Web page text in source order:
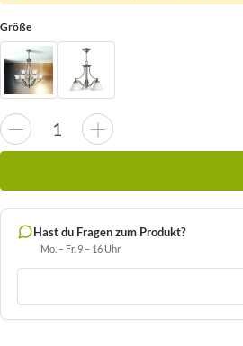
Größe
Hast du Fragen zum Produkt?
Mo. – Fr. 9 – 16 Uhr